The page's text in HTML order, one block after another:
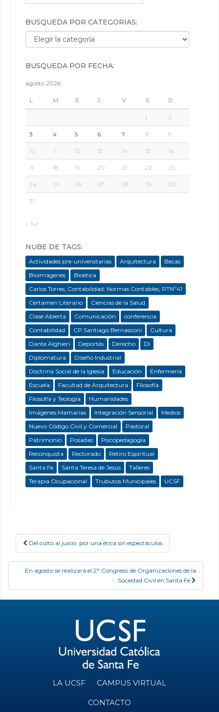
BÚSQUEDA POR CATEGORÍAS:
Búsqueda por categorías:
BÚSQUEDA POR FECHA:
agosto 2026
L M X J V S D
1 2
3 4 5 6 7 8 9
10 11 12 13 14 15 16
17 18 19 20 21 22 23
24 25 26 27 28 29 30
31
« Jul
NUBE DE TAGS:
Actividades pre-universitarias Arquitectura
Becas
Bioimágenes
Bioética
Carlos Torres; Contabilidad; Normas Contables; RTNº41
Certamen Literario
Ciencias de la Salud
Clase Abierta
Comunicación
conferencia
Contabilidad
CP Santiago Bernasconi
Cultura
Dante Alghieri
Deportes Derecho
DI
Diplomatura
Diseño Industrial
Doctrina Social de la Iglesia
Educación
Enfermeria
Escuela
Facultad de Arquitectura
Filosofía
Filosofía y Teología
Humanidades
Imágenes Mamarias
Integración Sensorial
Medios
Nuevo Código Civil y Comercial
Pastoral
Patrimonio
Posadas
Psicopedagogía
Reconquista
Rectorado
Retiro Espiritual
Santa Fe
Santa Teresa de Jesús
Talleres
Terapia Ocupacional
Trubutos Municipales UCSF
Post navigation
Del culto al juicio: por una ética sin espectáculos
En agosto se realizará el 2° Congreso de Organizaciones de la
Sociedad Civil en Santa Fe
LA UCSF CAMPUS VIRTUAL
CONTACTO